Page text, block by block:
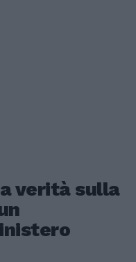
verità sulla